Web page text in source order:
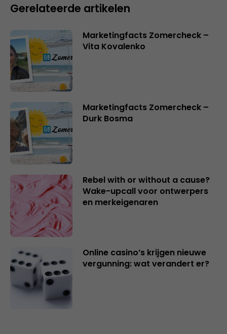
Gerelateerde artikelen
Marketingfacts Zomercheck –
Vita Kovalenko
Marketingfacts Zomercheck –
Durk Bosma
Rebel with or without a cause?
Wake-upcall voor ontwerpers
en merkeigenaren
Online casino’s krijgen nieuwe
vergunning: wat verandert er?